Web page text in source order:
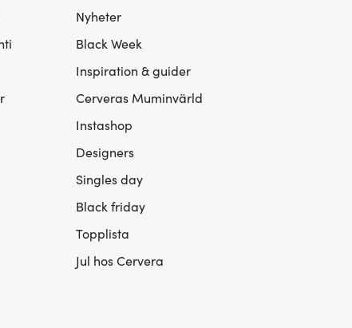
Nyheter
Black Week
Inspiration & guider
Cerveras Muminvärld
Instashop
Designers
Singles day
Black friday
Topplista
Jul hos Cervera